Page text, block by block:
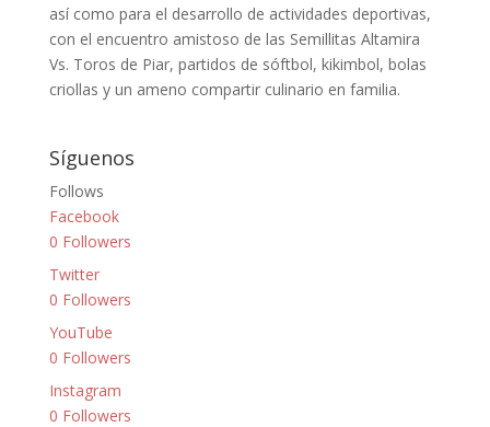
así como para el desarrollo de actividades deportivas,
con el encuentro amistoso de las Semillitas Altamira
Vs. Toros de Piar, partidos de sóftbol, kikimbol, bolas
criollas y un ameno compartir culinario en familia.
Síguenos
Follows
Facebook
0 Followers
Twitter
0 Followers
YouTube
0 Followers
Instagram
0 Followers